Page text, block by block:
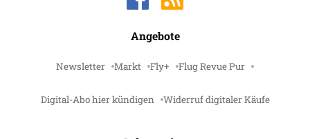
Angebote
Newsletter Markt Fly+ Flug Revue Pur
Digital-Abo hier kündigen Widerruf digitaler Käufe